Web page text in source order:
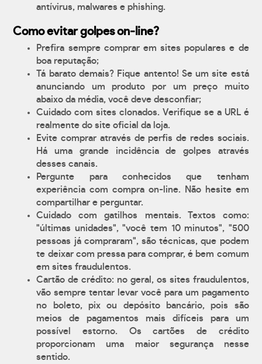
antívirus, malwares e phishing.
Como evitar golpes on-line?
Prefira sempre comprar em sites populares e de
boa reputação;
Tá barato demais? Fique antento! Se um site está
anunciando um produto por um preço muito
abaixo da média, você deve desconfiar;
Cuidado com sites clonados. Verifique se a URL é
realmente do site oficial da loja.
Evite comprar através de perfis de redes sociais.
Há uma grande incidência de golpes através
desses canais.
Pergunte para conhecidos que tenham
experiência com compra on-line. Não hesite em
compartilhar e perguntar.
Cuidado com gatilhos mentais. Textos como:
"últimas unidades", "você tem 10 minutos", "500
pessoas já compraram", são técnicas, que podem
te deixar com pressa para comprar, é bem comum
em sites fraudulentos.
Cartão de crédito: no geral, os sites fraudulentos,
vão sempre tentar levar você para um pagamento
no boleto, pix ou depósito bancário, pois são
meios de pagamentos mais difíceis para um
possível estorno. Os cartões de crédito
proporcionam uma maior segurança nesse
sentido.